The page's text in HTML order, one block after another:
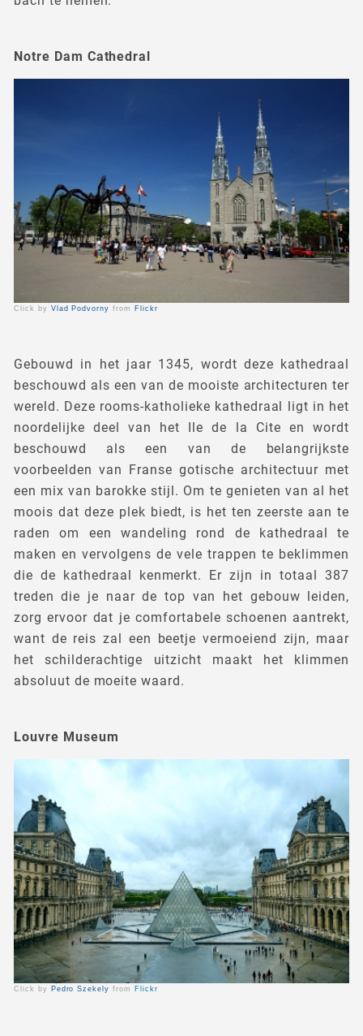
Click by Vlad Podvorny from Flickr
Notre Dam Cathedral
Gebouwd in het jaar 1345, wordt deze kathedraal
beschouwd als een van de mooiste architecturen ter
wereld. Deze rooms-katholieke kathedraal ligt in het
noordelijke deel van het Ile de la Cite en wordt
beschouwd als een van de belangrijkste
voorbeelden van Franse gotische architectuur met
een mix van barokke stijl. Om te genieten van al het
moois dat deze plek biedt, is het ten zeerste aan te
raden om een wandeling rond de kathedraal te
maken en vervolgens de vele trappen te beklimmen
die de kathedraal kenmerkt. Er zijn in totaal 387
treden die je naar de top van het gebouw leiden,
zorg ervoor dat je comfortabele schoenen aantrekt,
want de reis zal een beetje vermoeiend zijn, maar
het schilderachtige uitzicht maakt het klimmen
absoluut de moeite waard.
Click by Pedro Szekely from Flickr
Louvre Museum